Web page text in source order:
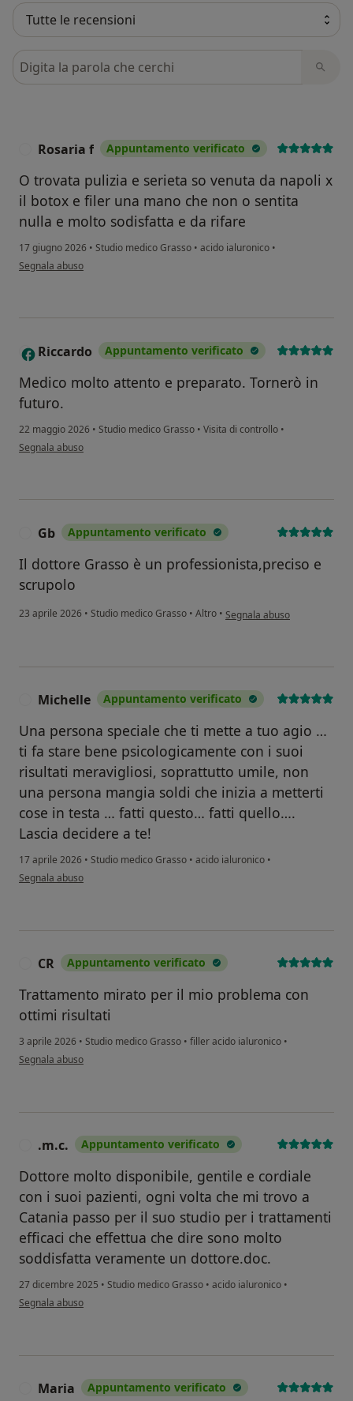
Cerca nelle recensioni
Rosaria f Appuntamento verificato
O trovata pulizia e serieta so venuta da napoli x
il botox e filer una mano che non o sentita
nulla e molto sodisfatta e da rifare
17 giugno 2026 • Studio medico Grasso • acido ialuronico •
secondo l'opinione dell'utente Rosaria f
Segnala abuso
R Riccardo Appuntamento verificato
Medico molto attento e preparato. Tornerò in
futuro.
22 maggio 2026 • Studio medico Grasso • Visita di controllo •
secondo l'opinione dell'utente Riccardo
Segnala abuso
Gb Appuntamento verificato
Il dottore Grasso è un professionista,preciso e
scrupolo
23 aprile 2026 • Studio medico Grasso • Altro • secondo l'opinione
Segnala abuso
Michelle Appuntamento verificato
Una persona speciale che ti mette a tuo agio …
ti fa stare bene psicologicamente con i suoi
risultati meravigliosi, soprattutto umile, non
una persona mangia soldi che inizia a metterti
cose in testa … fatti questo… fatti quello….
Lascia decidere a te!
17 aprile 2026 • Studio medico Grasso • acido ialuronico •
secondo l'opinione dell'utente Michelle
Segnala abuso
CR Appuntamento verificato
Trattamento mirato per il mio problema con
ottimi risultati
3 aprile 2026 • Studio medico Grasso • filler acido ialuronico •
secondo l'opinione dell'utente CR
Segnala abuso
.m.c. Appuntamento verificato
Dottore molto disponibile, gentile e cordiale
con i suoi pazienti, ogni volta che mi trovo a
Catania passo per il suo studio per i trattamenti
efficaci che effettua che dire sono molto
soddisfatta veramente un dottore.doc.
27 dicembre 2025 • Studio medico Grasso • acido ialuronico •
secondo l'opinione dell'utente .m.c.
Segnala abuso
Maria Appuntamento verificato